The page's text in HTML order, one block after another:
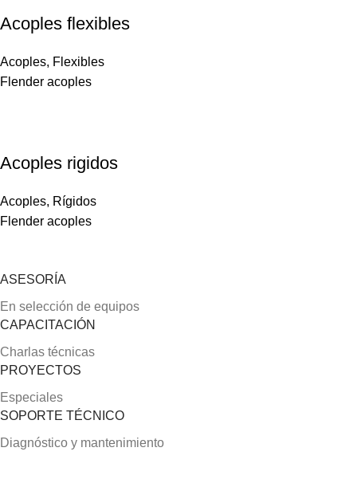
Acoples flexibles
Acoples, Flexibles
Flender acoples
Acoples rigidos
Acoples, Rígidos
Flender acoples
ASESORÍA
En selección de equipos
CAPACITACIÓN
Charlas técnicas
PROYECTOS
Especiales
SOPORTE TÉCNICO
Diagnóstico y mantenimiento